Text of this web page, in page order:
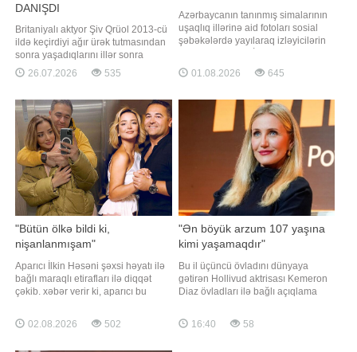
DANIŞDI
Britaniyalı aktyor Şiv Qrüol 2013-cü
ildə keçirdiyi ağır ürək tutmasından
sonra yaşadıqlarını illər sonra
yenidən bölüşüb. Aktyor kliniki ölüm
yaşadığı anlarda özünü qəribə bir
sözlərinə görə, sanki bədəni yox idi,
lakin düşünmək və hiss etmək
qabiliyyətini itirməmişdi
26.07.2026 535
Azərbaycanın tanınmış simalarının
uşaqlıq illərinə aid fotoları sosial
şəbəkələrdə yayılaraq izləyicilərin
xəbər verir ki, paylaşılan arxiv
şəkillərində məşhur müğənnilər,
də digər sənət nümayəndələrinin
illər əvvəl çəkilmi
01.08.2026 645
"Bütün ölkə bildi ki,
nişanlanmışam"
Aparıcı İlkin Həsəni şəxsi həyatı ilə
bağlı maraqlı etirafları ilə diqqət
çəkib. xəbər verir ki, aparıcı bu
danışıb. O, nişanlı olduğu dövrdə
şəxsi həyatı ilə bağlı mediada
02.08.2026 502
"Ən böyük arzum 107 yaşına
kimi yaşamaqdır"
Bu il üçüncü övladını dünyaya
gətirən Hollivud aktrisası Kemeron
Diaz övladları ilə bağlı açıqlama
yaşlı aktrisa bu yaşında ana
olmasına belə münasibət bildirib:.
16:40 58